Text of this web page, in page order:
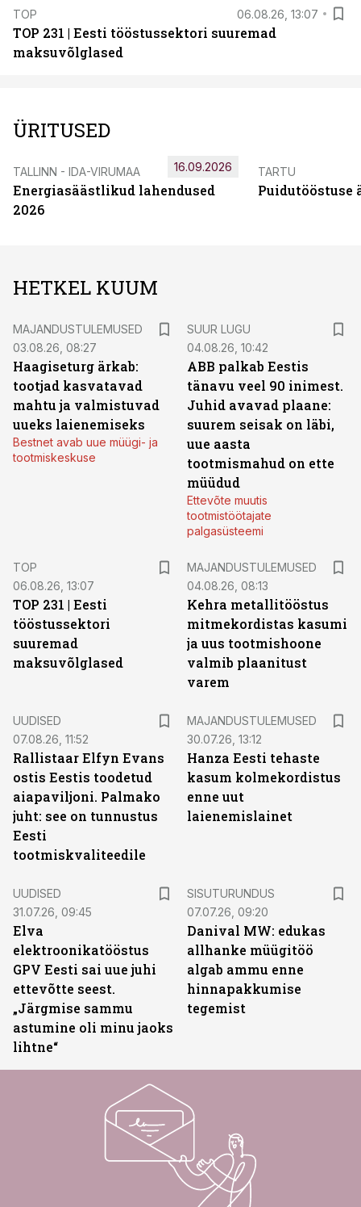
TOP 06.08.26, 13:07
TOP 231 | Eesti tööstussektori suuremad
maksuvõlglased
ÜRITUSED
TALLINN - IDA-VIRUMAA
Energiasäästlikud lahendused
2026
16.09.2026 TARTU
Puidutööstuse
HETKEL KUUM
MAJANDUSTULEMUSED
03.08.26, 08:27
Haagiseturg ärkab:
tootjad kasvatavad
mahtu ja valmistuvad
uueks laienemiseks
Bestnet avab uue müügi- ja
tootmiskeskuse
SUUR LUGU
04.08.26, 10:42
ABB palkab Eestis
tänavu veel 90 inimest.
Juhid avavad plaane:
suurem seisak on läbi,
uue aasta
tootmismahud on ette
müüdud
Ettevõte muutis
tootmistöötajate
palgasüsteemi
TOP
06.08.26, 13:07
TOP 231 | Eesti
tööstussektori
suuremad
maksuvõlglased
MAJANDUSTULEMUSED
04.08.26, 08:13
Kehra metallitööstus
mitmekordistas kasumi
ja uus tootmishoone
valmib plaanitust
varem
UUDISED
07.08.26, 11:52
Rallistaar Elfyn Evans
ostis Eestis toodetud
aiapaviljoni. Palmako
juht: see on tunnustus
Eesti
tootmiskvaliteedile
MAJANDUSTULEMUSED
30.07.26, 13:12
Hanza Eesti tehaste
kasum kolmekordistus
enne uut
laienemislainet
UUDISED
31.07.26, 09:45
Elva
elektroonikatööstus
GPV Eesti sai uue juhi
ettevõtte seest.
„Järgmise sammu
astumine oli minu jaoks
lihtne“
SISUTURUNDUS
07.07.26, 09:20
Danival MW: edukas
allhanke müügitöö
algab ammu enne
hinnapakkumise
tegemist